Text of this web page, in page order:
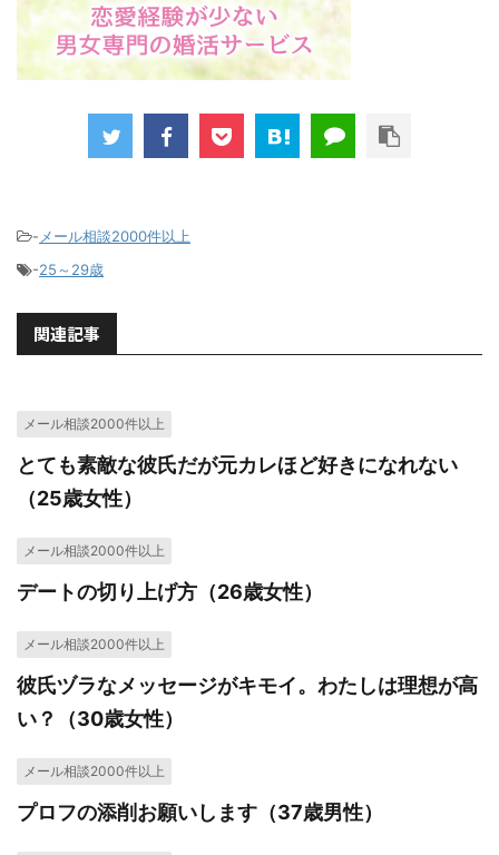
- メール相談2000件以上
-25～29歳
関連記事
メール相談2000件以上
とても素敵な彼氏だが元カレほど好きになれない
（25歳女性）
メール相談2000件以上
デートの切り上げ方（26歳女性）
メール相談2000件以上
彼氏ヅラなメッセージがキモイ。わたしは理想が高
い？（30歳女性）
メール相談2000件以上
プロフの添削お願いします（37歳男性）